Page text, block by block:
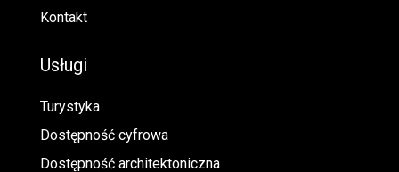
Kontakt
Usługi
Turystyka
Dostępność cyfrowa
Dostępność architektoniczna